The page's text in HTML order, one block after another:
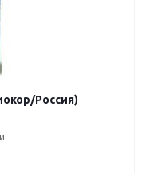
Россия)